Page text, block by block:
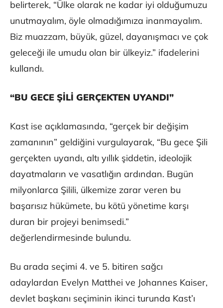
belirterek, “Ülke olarak ne kadar iyi olduğumuzu
unutmayalım, öyle olmadığımıza inanmayalım.
Biz muazzam, büyük, güzel, dayanışmacı ve çok
geleceği ile umudu olan bir ülkeyiz.” ifadelerini
kullandı.
“BU GECE ŞİLİ GERÇEKTEN UYANDI”
Kast ise açıklamasında, “gerçek bir değişim
zamanının” geldiğini vurgulayarak, “Bu gece Şili
gerçekten uyandı, altı yıllık şiddetin, ideolojik
dayatmaların ve vasatlığın ardından. Bugün
milyonlarca Şilili, ülkemize zarar veren bu
başarısız hükümete, bu kötü yönetime karşı
duran bir projeyi benimsedi.”
değerlendirmesinde bulundu.
​​​​​​​Bu arada seçimi 4. ve 5. bitiren sağcı
adaylardan Evelyn Matthei ve Johannes Kaiser,
devlet başkanı seçiminin ikinci turunda Kast’ı